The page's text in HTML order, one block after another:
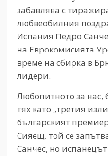
забавлява с
любвеобилния
Испания Педро
на Еврокомисията
време на сбирка в
лидери.
Любопитното за нас,
тях като „третия
българският
Сияещ, той се
Санчес, но